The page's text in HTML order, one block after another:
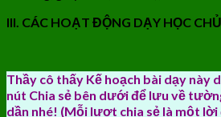
III. CÁC HOẠT ĐỘNG DẠY HỌC
Thầy cô thấy Kế hoạch bài dạy này
nút Chia sẻ bên dưới để lưu về
dần nhé! (Mỗi lượt chia sẻ là một